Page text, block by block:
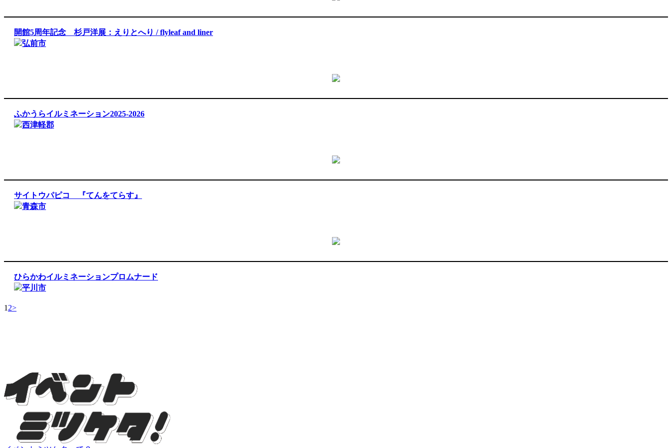
開館5周年記念 杉戸洋展：えりとへり / flyleaf and liner
弘前市
ふかうらイルミネーション2025-2026
西津軽郡
サイトウパピコ 『てんをてらす』
青森市
ひらかわイルミネーションプロムナード
平川市
1 2>